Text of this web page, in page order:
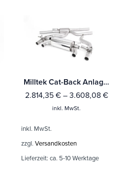
Milltek Cat-Back Anlage BMW 2 Series M2 Competition Coupé (F87) Mit TÜV / ECE Zulassung!
2.814,35 €– 3.608,08 €
inkl. MwSt.
inkl. MwSt.
zzgl. Versandkosten
Lieferzeit: ca. 5-10 Werktage